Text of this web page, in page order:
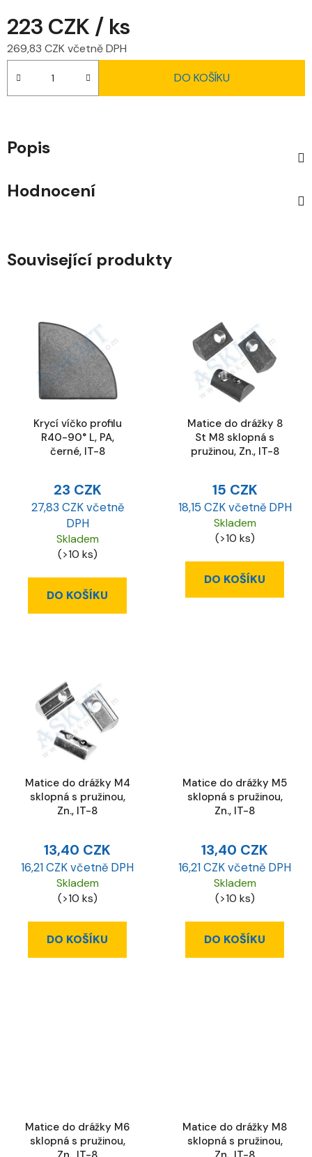
223 CZK / ks
269,83 CZK včetně DPH
DO KOŠÍKU
Popis
Hodnocení
Související produkty
Krycí víčko profilu
R40-90° L, PA,
černé, IT-8
23 CZK
27,83 CZK včetně
DPH
Skladem
(>10 ks)
DO KOŠÍKU
Matice do drážky 8
St M8 sklopná s
pružinou, Zn., IT-8
15 CZK
18,15 CZK včetně DPH
Skladem
(>10 ks)
DO KOŠÍKU
Matice do drážky M4
sklopná s pružinou,
Zn., IT-8
13,40 CZK
16,21 CZK včetně DPH
Skladem
(>10 ks)
DO KOŠÍKU
Matice do drážky M5
sklopná s pružinou,
Zn., IT-8
13,40 CZK
16,21 CZK včetně DPH
Skladem
(>10 ks)
DO KOŠÍKU
Matice do drážky M6
sklopná s pružinou,
Matice do drážky M8
sklopná s pružinou,